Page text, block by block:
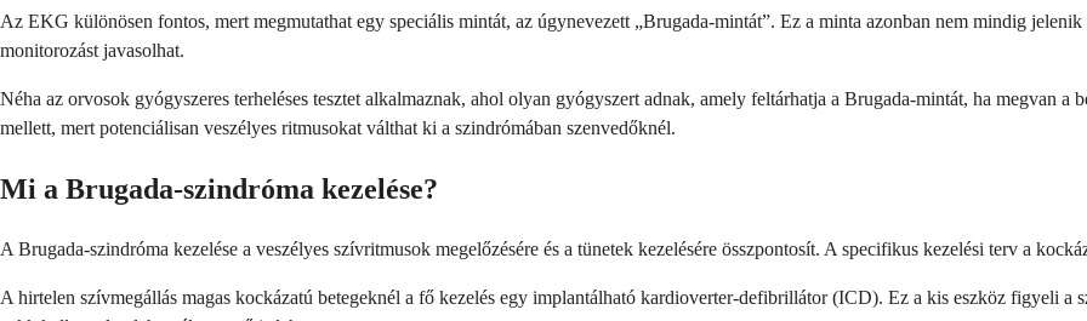
Az EKG különösen fontos, mert megmutathat egy speciális mintát, az úgynevezett „Brugada-mintát”. Ez a minta azonban nem mindig
monitorozást javasolhat.
Néha az orvosok gyógyszeres terheléses tesztet alkalmaznak, ahol olyan gyógyszert adnak, amely feltárhatja a Brugada-mintát, ha megvan
mellett, mert potenciálisan veszélyes ritmusokat válthat ki a szindrómában szenvedőknél.
Mi a Brugada-szindróma kezelése?
A Brugada-szindróma kezelése a veszélyes szívritmusok megelőzésére és a tünetek kezelésére összpontosít. A specifikus kezelési terv a
A hirtelen szívmegállás magas kockázatú betegeknél a fő kezelés egy implantálható kardioverter-defibrillátor (ICD). Ez a kis eszköz figyeli a